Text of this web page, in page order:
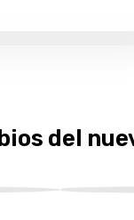
del